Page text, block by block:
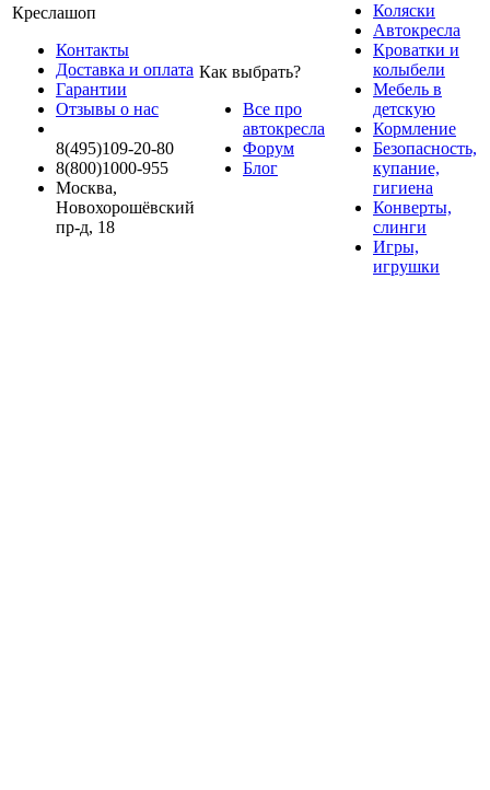
Креслашоп
Контакты
Доставка и оплата
Гарантии
Отзывы о нас
8(495)109-20-80
8(800)1000-955
Москва,
Новохорошёвский
пр-д, 18
Как выбрать?
Все про
автокресла
Форум
Блог
Коляски
Автокресла
Кроватки и
колыбели
Мебель в
детскую
Кормление
Безопасность,
купание,
гигиена
Конверты,
слинги
Игры,
игрушки